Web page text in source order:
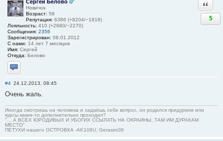
Сергей Белово
Новичок
Возраст: 58
Репутация: 6386 (+8204/−1818)
Лояльность: 410 (+2680/−2270)
Сообщения: 2356
Зарегистрирован: 08.01.2012
С нами: 14 лет 7 месяцев
Имя: Сергей
Откуда: Белово
Отправить личное сообщение
5
#4 24.12.2013, 08:45
Очень жаль.
Иногда смотришь на человека и задаёшь себе вопрос, он родился придурком или
курсы какие-то дополнительно проходил?
"... А ВСЕХ ЮРОДИВЫХ И УБОГИХ ССЫЛАТЬ НА ОКРАИНЫ, ТАМ ИМ ДУРАКАМ
МЕСТО"
ПЕТУХИ нашего ОСТРОВКА -AK108U, Gerasim36